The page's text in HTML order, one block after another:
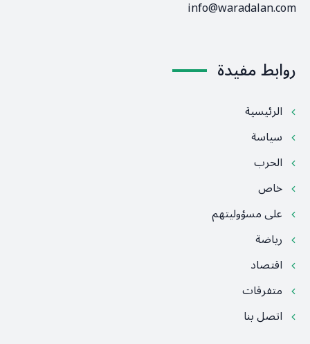
info@waradalan.com
روابط مفيدة
الرئيسية
سياسة
الحرب
خاص
على مسؤوليتهم
رياضة
اقتصاد
متفرقات
اتصل بنا